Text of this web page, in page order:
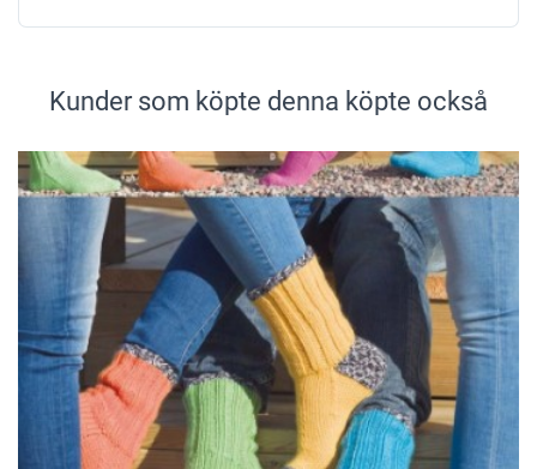
Kunder som köpte denna köpte också